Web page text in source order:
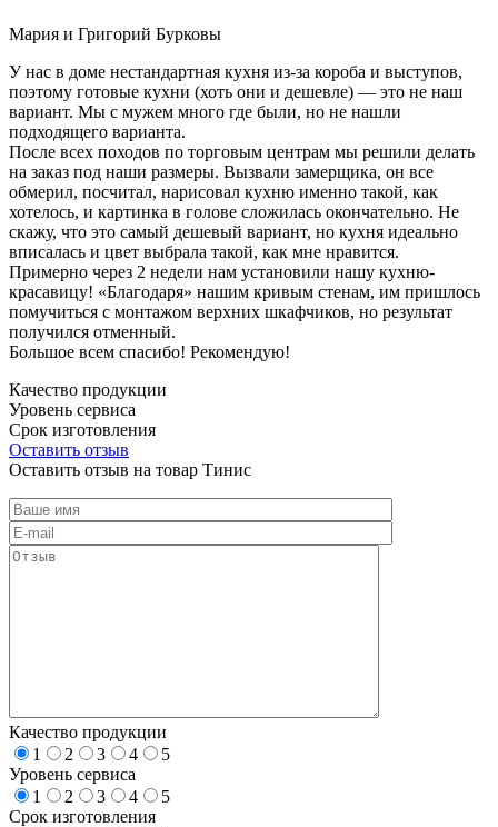
Мария и Григорий Бурковы
У нас в доме нестандартная кухня из-за короба и выступов,
поэтому готовые кухни (хоть они и дешевле) — это не наш
вариант. Мы с мужем много где были, но не нашли
подходящего варианта.
После всех походов по торговым центрам мы решили делать
на заказ под наши размеры. Вызвали замерщика, он все
обмерил, посчитал, нарисовал кухню именно такой, как
хотелось, и картинка в голове сложилась окончательно. Не
скажу, что это самый дешевый вариант, но кухня идеально
вписалась и цвет выбрала такой, как мне нравится.
Примерно через 2 недели нам установили нашу кухню-
красавицу! «Благодаря» нашим кривым стенам, им пришлось
помучиться с монтажом верхних шкафчиков, но результат
получился отменный.
Большое всем спасибо! Рекомендую!
Качество продукции
Уровень сервиса
Срок изготовления
Оставить отзыв
Оставить отзыв на товар Тинис
Качество продукции
1
2 3 4
5
Уровень сервиса
1
2 3 4
5
Срок изготовления